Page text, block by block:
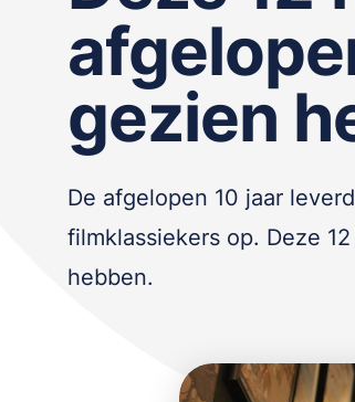
gezien
De afgelopen 10 jaar
filmklassiekers op. Deze
hebben.